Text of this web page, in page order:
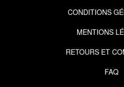
CONDITIONS
MENTIONS
RETOURS ET
FAQ